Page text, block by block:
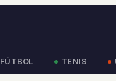
FÚTBOL TENIS